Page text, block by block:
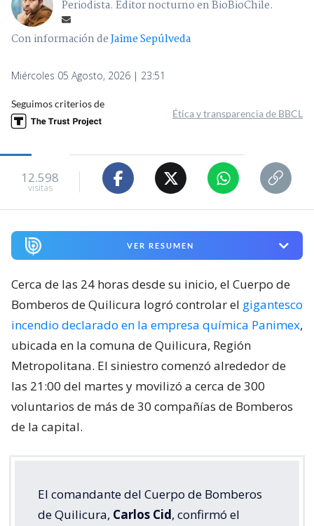
Periodista. Editor nocturno en BioBioChile.
Con información deJaime Sepúlveda
Miércoles 05 Agosto, 2026 | 23:51
Seguimos criterios de
Ética y transparencia de BBCL
12.598
visitas
VER RESUMEN
Cerca de las 24 horas desde su inicio, el Cuerpo de
Bomberos de Quilicura logró controlar el gigantesco
incendio declarado en la empresa química Panimex,
ubicada en la comuna de Quilicura, Región
Metropolitana. El siniestro comenzó alrededor de
las 21:00 del martes y movilizó a cerca de 300
voluntarios de más de 30 compañías de Bomberos
de la capital.
El comandante del Cuerpo de Bomberos
de Quilicura, Carlos Cid, confirmó el